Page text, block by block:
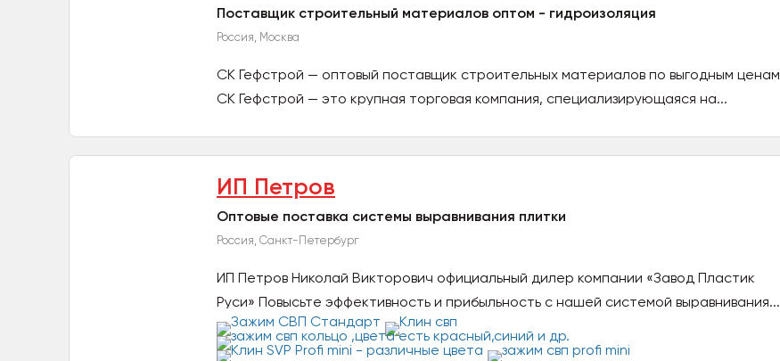
Поставщик строительный материалов оптом - гидроизоляция
Россия, Москва
СК Гефстрой — оптовый поставщик строительных материалов по выгодным ценам
СК Гефстрой — это крупная торговая компания, специализирующаяся на...
ИП Петров
Оптовые поставка системы выравнивания плитки
Россия, Санкт-Петербург
ИП Петров Николай Викторович официальный дилер компании «Завод Пластик
Руси» Повысьте эффективность и прибыльность с нашей системой выравнивания...